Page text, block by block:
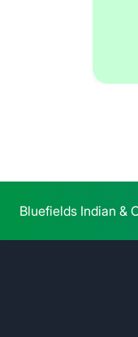
Bluefields Indian &